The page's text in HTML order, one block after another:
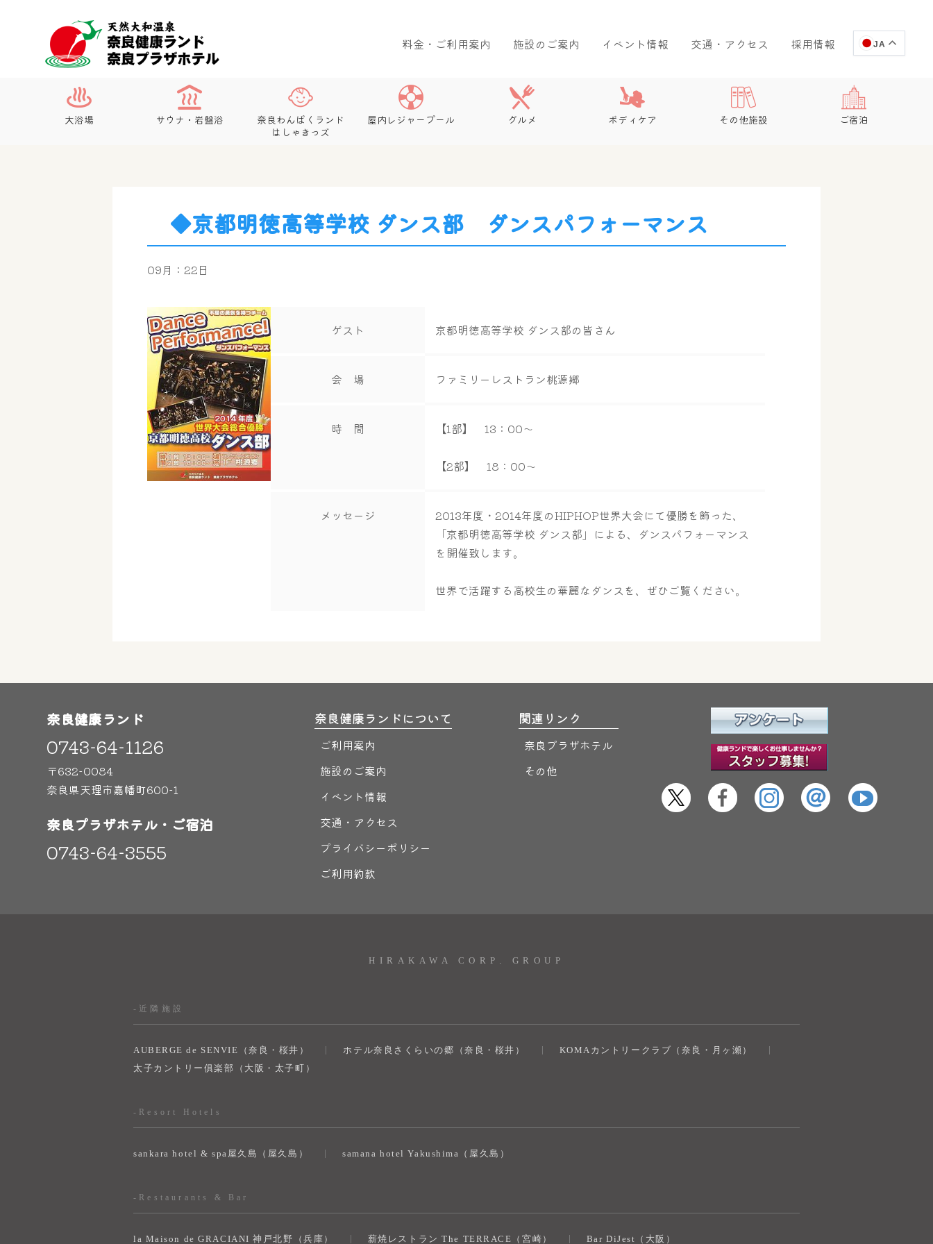
料金・ご利用案内 施設のご案内 イベント情報 交通・アクセス 採用情報 JA
大浴場 サウナ・岩盤浴
奈良わんぱくランド
はしゃきっズ
屋内レジャープール グルメ ボディケア その他施設 ご宿泊
◆京都明徳高等学校 ダンス部 ダンスパフォーマンス
09月：22日
ゲスト 京都明徳高等学校 ダンス部の皆さん
会 場 ファミリーレストラン桃源郷
時 間 【1部】 13：00～
【2部】 18：00～
メッセージ
2013年度・2014年度のHIPHOP世界大会にて優勝を飾った、
「京都明徳高等学校 ダンス部」による、ダンスパフォーマンス
を開催致します。
世界で活躍する高校生の華麗なダンスを、ぜひご覧ください。
奈良健康ランド
0743-64-1126
〒632-0084
奈良県天理市嘉幡町600-1
奈良プラザホテル・ご宿泊
0743-64-3555
奈良健康ランドについて
ご利用案内
施設のご案内
イベント情報
交通・アクセス
プライバシーポリシー
ご利用約款
関連リンク
奈良プラザホテル
その他
HIRAKAWA CORP. GROUP
-近隣施設
AUBERGE de SENVIE（奈良・桜井） ホテル奈良さくらいの郷（奈良・桜井）
KOMAカントリークラブ（奈良・月ヶ瀬）
太子カントリー俱楽部（大阪・太子町）
-Resort Hotels
sankara hotel & spa屋久島（屋久島） samana hotel Yakushima（屋久島）
-Restaurants & Bar
la Maison de GRACIANI 神戸北野（兵庫） 薪焼レストラン The TERRACE（宮崎） Bar DiJest（大阪）
奈良健康ランド
AIコンシェルジュ